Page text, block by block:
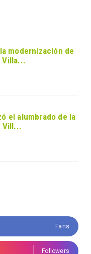
modernización de
Villa...
el alumbrado de la
Vill...
Fans
Followers